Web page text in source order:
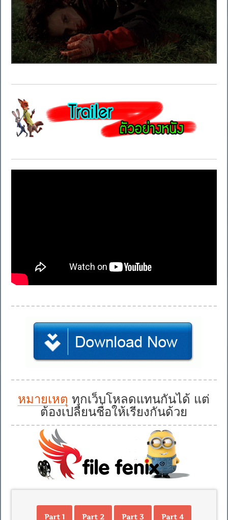
หมายเหตุ ทุกเว็บโหลดแทนกันได้ แต่
ต้องเปลี่ยนชื่อให้เรียงกันด้วย
Part 1 Part 2 Part 3 Part 4